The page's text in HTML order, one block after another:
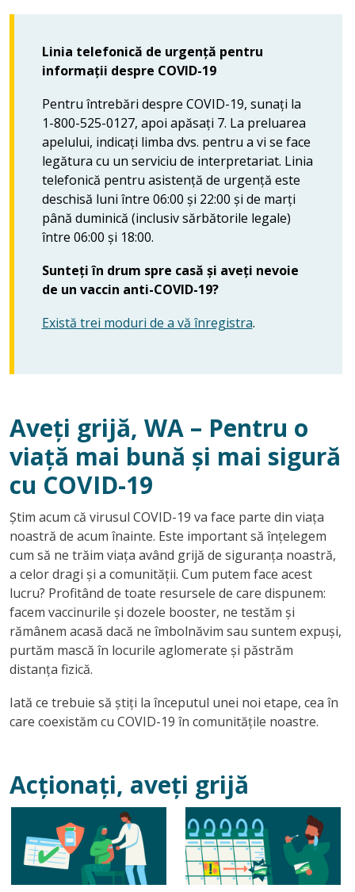
Linia telefonică de urgență pentru
informații despre COVID-19
Pentru întrebări despre COVID-19, sunați la
1-800-525-0127, apoi apăsați 7. La preluarea
apelului, indicați limba dvs. pentru a vi se face
legătura cu un serviciu de interpretariat. Linia
telefonică pentru asistență de urgență este
deschisă luni între 06:00 și 22:00 și de marți
până duminică (inclusiv sărbătorile legale)
între 06:00 și 18:00.
Sunteți în drum spre casă și aveți nevoie
de un vaccin anti-COVID-19?
Există trei moduri de a vă înregistra.
Aveți grijă, WA – Pentru o
viață mai bună și mai sigură
cu COVID-19
Știm acum că virusul COVID-19 va face parte din viața
noastră de acum înainte. Este important să înțelegem
cum să ne trăim viața având grijă de siguranța noastră,
a celor dragi și a comunității. Cum putem face acest
lucru? Profitând de toate resursele de care dispunem:
facem vaccinurile și dozele booster, ne testăm și
rămânem acasă dacă ne îmbolnăvim sau suntem expuși,
purtăm mască în locurile aglomerate și păstrăm
distanța fizică.
Iată ce trebuie să știți la începutul unei noi etape, cea în
care coexistăm cu COVID-19 în comunitățile noastre.
Acționați, aveți grijă